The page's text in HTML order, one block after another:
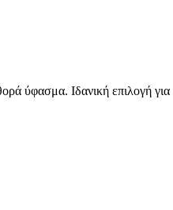
ύφασμα. Ιδανική επιλογή